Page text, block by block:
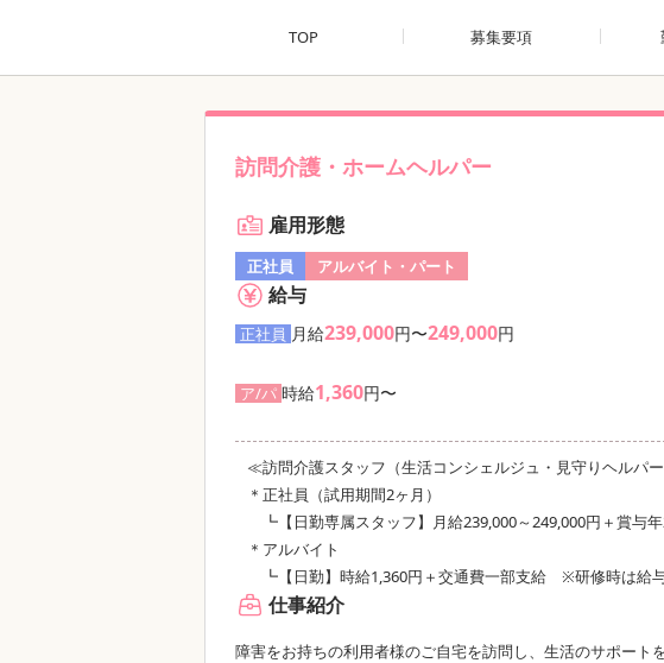
TOP 募集要項
訪問介護・ホームヘルパー
雇用形態
正社員 アルバイト・パート
給与
正社員 月給239,000円〜249,000円
ア/パ 時給1,360円〜
≪訪問介護スタッフ（生活コンシェルジュ・見守りヘルパ
＊正社員（試用期間2ヶ月）
┗【日勤専属スタッフ】月給239,000～249,000円＋賞与
＊アルバイト
┗【日勤】時給1,360円＋交通費一部支給 ※研修時は給
仕事紹介
障害をお持ちの利用者様のご自宅を訪問し、生活のサポート